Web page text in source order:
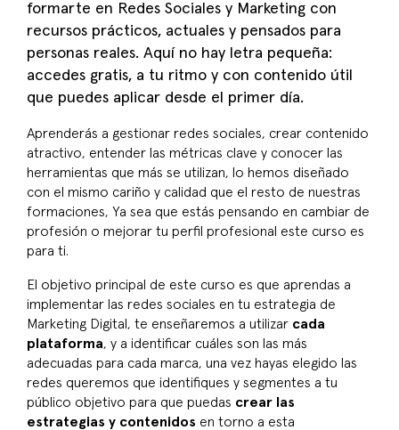
formarte en Redes Sociales y Marketing con
recursos prácticos, actuales y pensados para
personas reales. Aquí no hay letra pequeña:
accedes gratis, a tu ritmo y con contenido útil
que puedes aplicar desde el primer día.
Aprenderás a gestionar redes sociales, crear contenido
atractivo, entender las métricas clave y conocer las
herramientas que más se utilizan, lo hemos diseñado
con el mismo cariño y calidad que el resto de nuestras
formaciones, Ya sea que estás pensando en cambiar de
profesión o mejorar tu perfil profesional este curso es
para ti.
El objetivo principal de este curso es que aprendas a
implementar las redes sociales en tu estrategia de
Marketing Digital, te enseñaremos a utilizar cada
plataforma, y a identificar cuáles son las más
adecuadas para cada marca, una vez hayas elegido las
redes queremos que identifiques y segmentes a tu
público objetivo para que puedas crear las
estrategias y contenidos en torno a esta